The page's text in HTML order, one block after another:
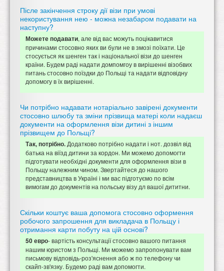
Післе закінчення строку дії візи при умові
некористування нею - можна незабаром подавати на
наступну?
Можете подавати, але від вас можуть поцікавитися
причинами стосовно яких ви були не в змозі поїхати. Це
стосується як шенген так і національної візи до шенген
країни. Будем раді надати домпомгоу в вирішенні візобвих
питань стосовно поїздки до Польщі та надати відповідну
допомогу в їх вирішенні.
Чи потрібно надавати нотаріально завірені документи
стосовно шлюбу та зміни прізвища матері коли надаєш
документи на оформлення візи дитині з іншим
прізвищем до Польщі?
Так, потрібно. Додатково потрібно надати і нот. дозвіл від
батька на віїзд дитини за кордон. Ми можемо допомогти
підготувати необхідні документи для оформлення візи в
Польщу належним чином. Звертайтеся до нашого
представництва в Україні і ми вас підготуємо по всім
вимогам до документів на польську візу дл вашої дититни.
Скільки коштує ваша допомога стосовно оформення
робочого запрошення для викладача в Польщу і
отримання карти побуту на цій основі?
50 евро- вартість консультації стосовно вашого питання
нашим юристом з Польщі. Ми можемо запропонувати вам
письмову відповідь-роз'яснення або ж по телефону чи
скайп-зв'язку. Будемо раді вам допомогти.